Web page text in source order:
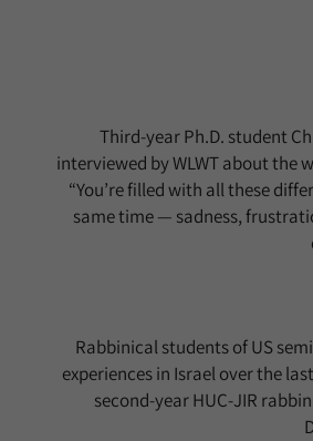
Third-year Ph.D. student
interviewed by WLWT about the
“You’re filled with all these
same time — sadness,
Rabbinical students of US
experiences in Israel over the
second-year HUC-JIR